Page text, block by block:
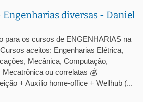
Engenharias diversas - Daniel
para os cursos de ENGENHARIAS na
aceitos: Engenharias Elétrica,
Mecânica, Computação,
Mecatrônica ou correlatas 💰
+ Auxílio home-office + Wellhub (...